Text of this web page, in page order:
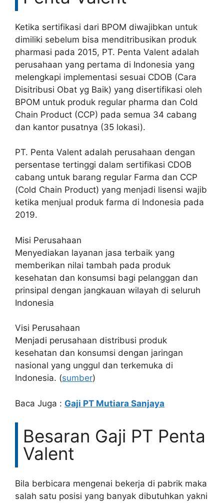
Ketika sertifikasi dari BPOM diwajibkan untuk
dimiliki sebelum bisa menditribusikan produk
pharmasi pada 2015, PT. Penta Valent adalah
perusahaan yang pertama di Indonesia yang
melengkapi implementasi sesuai CDOB (Cara
Disitribusi Obat yg Baik) yang disertifikasi oleh
BPOM untuk produk regular pharma dan Cold
Chain Product (CCP) pada semua 34 cabang
dan kantor pusatnya (35 lokasi).
PT. Penta Valent adalah perusahaan dengan
persentase tertinggi dalam sertifikasi CDOB
cabang untuk barang regular Farma dan CCP
(Cold Chain Product) yang menjadi lisensi wajib
ketika menjual produk farma di Indonesia pada
2019.
Misi Perusahaan
Menyediakan layanan jasa terbaik yang
memberikan nilai tambah pada produk
kesehatan dan konsumsi bagi pelanggan dan
prinsipal dengan jangkauan wilayah di seluruh
Indonesia
Visi Perusahaan
Menjadi perusahaan distribusi produk
kesehatan dan konsumsi dengan jaringan
nasional yang unggul dan terkemuka di
Indonesia. (sumber)
Baca Juga : Gaji PT Mutiara Sanjaya
Besaran Gaji PT Penta
Valent
Bila berbicara mengenai bekerja di pabrik maka
salah satu posisi yang banyak dibutuhkan yakni